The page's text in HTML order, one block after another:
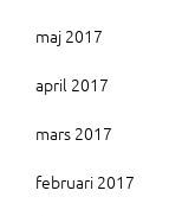
maj 2017
april 2017
mars 2017
februari 2017